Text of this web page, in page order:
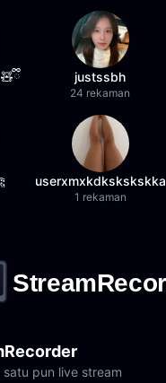
justssbh
24 rekaman
userxmxkdkskskskka
1 rekaman
pun live stream